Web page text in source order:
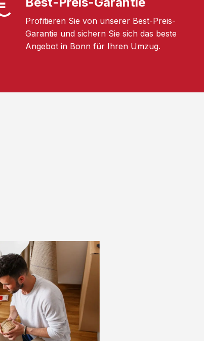
Profitieren Sie von unserer Best-Preis-
Garantie und sichern Sie sich das beste
Angebot in Bonn für Ihren Umzug.